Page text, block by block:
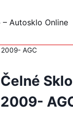
– Autosklo Online
2009- AGC
Čelné
2009-